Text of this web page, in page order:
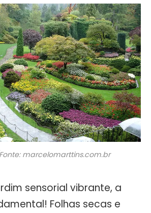
marcelomarttins.com.br
sensorial vibrante, a
Folhas secas e